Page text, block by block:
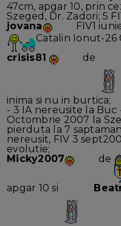
47cm, apgar 10, prin
Szeged, Dr. Zadori; 5
jovana
FIV1
Catalin Ionut-26
crisis81
de
inima si nu in burtica;
- 3 IA nereusite la Buc
Octombrie 2007 la
pierduta la 7
nereusit, FIV 3
evolutie;
Micky2007
de
apgar 10 si